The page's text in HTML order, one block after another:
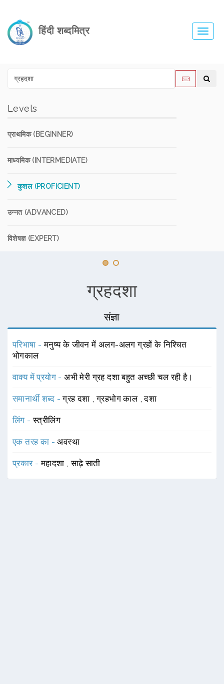
हिंदी शब्दमित्र
Levels
प्राथमिक (BEGINNER)
माध्यमिक (INTERMEDIATE)
कुशल (PROFICIENT)
उन्नत (ADVANCED)
विशेषज्ञ (EXPERT)
ग्रहदशा
संज्ञा
परिभाषा -मनुष्य के जीवन में अलग-अलग ग्रहों के निश्चित
भोगकाल
वाक्य में प्रयोग -अभी मेरी ग्रह दशा बहुत अच्छी चल रही है।
समानार्थी शब्द -ग्रह दशा ,ग्रहभोग काल ,दशा
लिंग -स्त्रीलिंग
एक तरह का -अवस्था
प्रकार -महादशा ,साढ़े साती